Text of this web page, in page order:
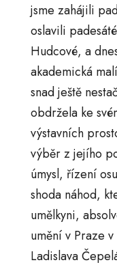
jsme zahájili
oslavili
Hudcové, a
akademická
snad ještě
obdržela ke
výstavních
výběr z jejího
úmysl, řízení
shoda náhod,
umělkyni,
umění v Praze
Ladislava